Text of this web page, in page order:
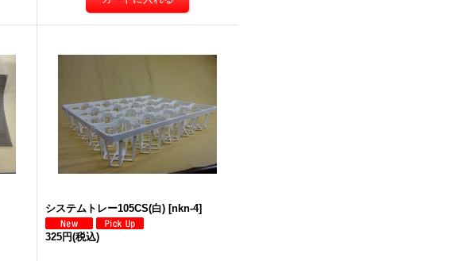
システムトレー105CS(白) [nkn-4]
325円(税込)